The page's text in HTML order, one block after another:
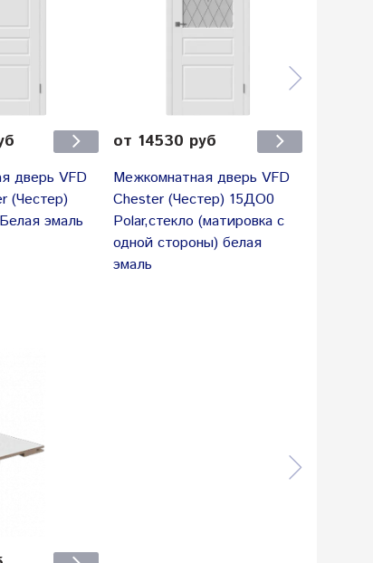
дверь VFD
(Честер)
эмаль
от 14530 руб
Межкомнатная дверь VFD
Chester (Честер) 15ДО0
Polar,стекло (матировка с
одной стороны) белая
эмаль